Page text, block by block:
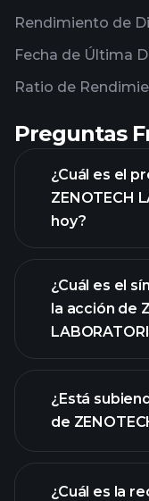
Rendimiento de
Ratio de
Fecha de Última
Preguntas
¿Cuál es el
ZENOTECH
hoy?
avanzado
¿Cuál es el
la acción de
¿Está
de
¿Cuál es la